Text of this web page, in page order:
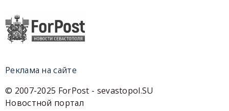
Реклама на сайте
© 2007-2025 ForPost - sevastopol.SU
Новостной портал